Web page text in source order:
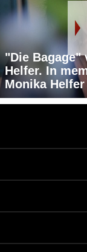
"Die Bagage"
Helfer. In
Monika Helfer